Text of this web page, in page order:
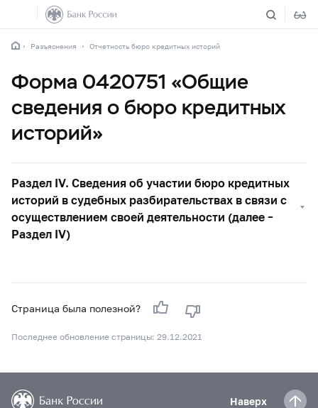
Разъяснения Отчетность бюро кредитных историй
Форма 0420751 «Общие
сведения о бюро кредитных
историй»
Раздел IV. Сведения об участии бюро кредитных
историй в судебных разбирательствах в связи с
осуществлением своей деятельности (далее –
Раздел IV)
Страница была полезной?
Последнее обновление страницы: 29.12.2021
Наверх